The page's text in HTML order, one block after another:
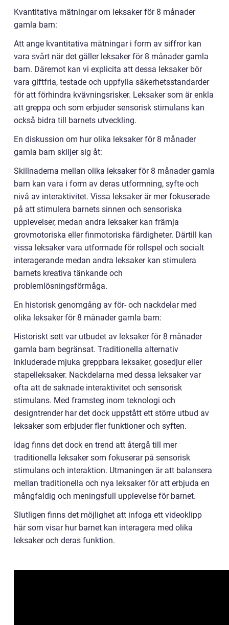
Kvantitativa mätningar om leksaker för 8 månader
gamla barn:
Att ange kvantitativa mätningar i form av siffror kan
vara svårt när det gäller leksaker för 8 månader gamla
barn. Däremot kan vi explicita att dessa leksaker bör
vara giftfria, testade och uppfylla säkerhetsstandarder
för att förhindra kvävningsrisker. Leksaker som är enkla
att greppa och som erbjuder sensorisk stimulans kan
också bidra till barnets utveckling.
En diskussion om hur olika leksaker för 8 månader
gamla barn skiljer sig åt:
Skillnaderna mellan olika leksaker för 8 månader gamla
barn kan vara i form av deras utformning, syfte och
nivå av interaktivitet. Vissa leksaker är mer fokuserade
på att stimulera barnets sinnen och sensoriska
upplevelser, medan andra leksaker kan främja
grovmotoriska eller finmotoriska färdigheter. Därtill kan
vissa leksaker vara utformade för rollspel och socialt
interagerande medan andra leksaker kan stimulera
barnets kreativa tänkande och
problemlösningsförmåga.
En historisk genomgång av för- och nackdelar med
olika leksaker för 8 månader gamla barn:
Historiskt sett var utbudet av leksaker för 8 månader
gamla barn begränsat. Traditionella alternativ
inkluderade mjuka greppbara leksaker, gosedjur eller
stapelleksaker. Nackdelarna med dessa leksaker var
ofta att de saknade interaktivitet och sensorisk
stimulans. Med framsteg inom teknologi och
designtrender har det dock uppstått ett större utbud av
leksaker som erbjuder fler funktioner och syften.
Idag finns det dock en trend att återgå till mer
traditionella leksaker som fokuserar på sensorisk
stimulans och interaktion. Utmaningen är att balansera
mellan traditionella och nya leksaker för att erbjuda en
mångfaldig och meningsfull upplevelse för barnet.
Slutligen finns det möjlighet att infoga ett videoklipp
här som visar hur barnet kan interagera med olika
leksaker och deras funktion.